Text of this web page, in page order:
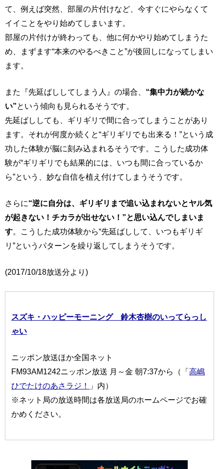
て、例えば突然、部屋の片付けなど、今すぐにやらなくて
イイことをやり始めてしまいます。
部屋の片付けが終わっても、他に何かやり始めてしまうた
め、まずます“本来のやるべきこと”が後回しになってしまい
ます。
また『先延ばししてしまう人』の場合、 “集中力が続かな
い”という傾向も見られるそうです。
先延ばししても、ギリギリで間に合ってしまうことがあり
ます。それが何度か続くと“ギリギリでも出来る！”という成
功した体験が脳に刻み込まれるそうです。こうした成功体
験が“ギリギリでも結果的には、いつも間に合っているか
ら”という、妙な自信を植え付けてしまうそうです。
さらに“逆に自分は、ギリギリまで追い込まれないとヤル気
が起きない！チカラが出せない！”と思い込んでしまいま
す。こうした成功体験から“先延ばしして、いつもギリギ
リ”というパターンを繰り返してしまうそうです。
(2017/10/18放送分より)
スズキ・ハッピーモーニング 鈴木杏樹のいってらっし
ゃい
ニッポン放送ほか全国ネット
FM93AM1242ニッポン放送 月～金 朝7:37から（「高嶋
ひでたけのあさラジ！
」内）
※ネット局の放送時間は各放送局のホームページでお確
かめください。